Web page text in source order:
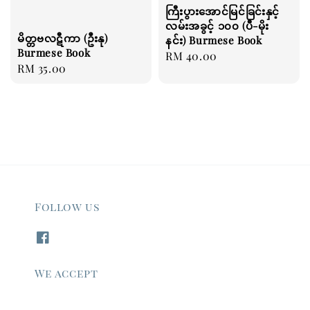
မိတ္တဗလဋီကာ (ဦးနု)
Burmese Book
Regular
RM 35.00
ကြီးပွားအောင်မြင်ခြင်းနှင့်
လမ်းအခွင့် ၁၀၀ (ပီ-မိုး
နင်း) Burmese Book
Regular
RM 40.00
Follow us
We accept